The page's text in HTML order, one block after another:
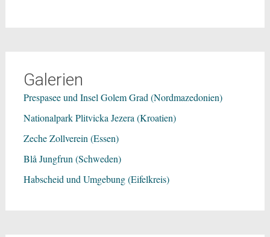
Galerien
Prespasee und Insel Golem Grad (Nordmazedonien)
Nationalpark Plitvicka Jezera (Kroatien)
Zeche Zollverein (Essen)
Blå Jungfrun (Schweden)
Habscheid und Umgebung (Eifelkreis)